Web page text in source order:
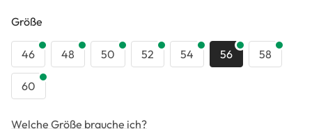
Größe
46 48 50 52 54 56 58
60
Welche Größe brauche ich?